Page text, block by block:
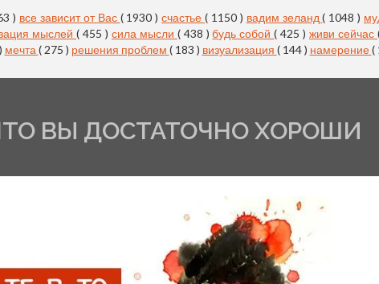
) все зависит от Вас ( 1930 )счастье ( 1150 ) вадим зеланд( 1048 )
мыслей( 455 ) сила мысли ( 438 )будь собой( 425 )живи сейчас
мечта ( 275 ) решения проблем ( 183 ) визуализация ( 144 ) намерение(
ВЫ ДОСТАТОЧНО ХОРОШИ